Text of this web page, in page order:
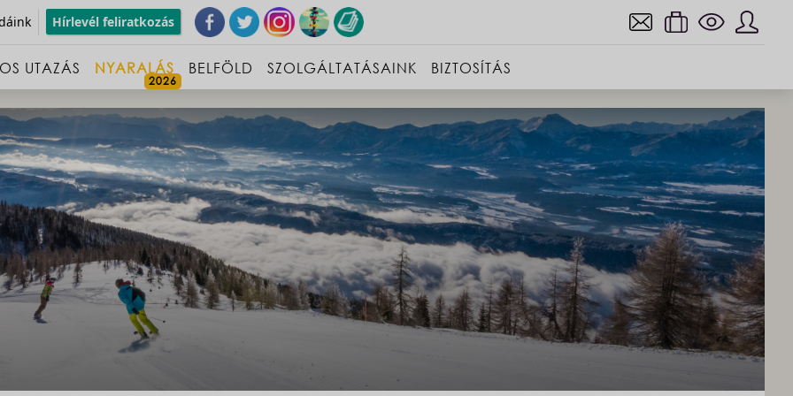
Hírlevél feliratkozás
UTAZÁS NYARALÁS BELFÖLD SZOLGÁLTATÁSAINK BIZTOSÍTÁS